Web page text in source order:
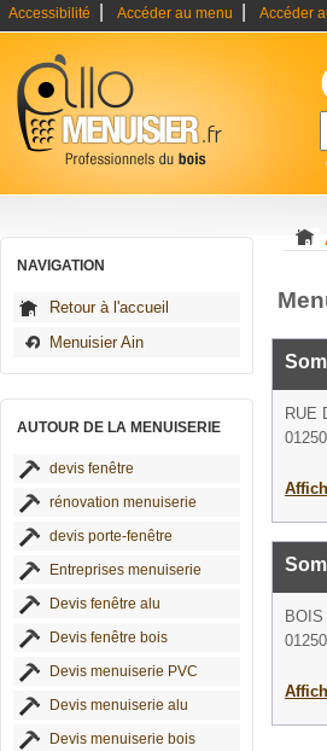
Accessibilité Accéder au menu Accéder
NAVIGATION
Retour à l'accueil
Menuisier Ain
AUTOUR DE LA MENUISERIE
devis fenêtre
rénovation menuiserie
devis porte-fenêtre
Entreprises menuiserie
Devis fenêtre alu
Devis fenêtre bois
Devis menuiserie PVC
Devis menuiserie alu
Devis menuiserie bois
RUE
BOIS